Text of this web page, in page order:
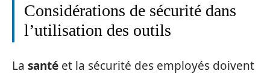
Considérations de sécurité dans
l’utilisation des outils
La santé et la sécurité des employés doivent